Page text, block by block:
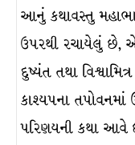
આનું કથાવસ્તુ
ઉપરથી રચાયેલું છે,
દુષ્યંત તથા
કાશ્યપના
પરિણયની કથા આવે